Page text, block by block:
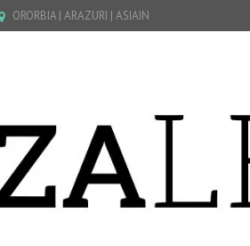
ORORBIA | ARAZURI | ASIAIN